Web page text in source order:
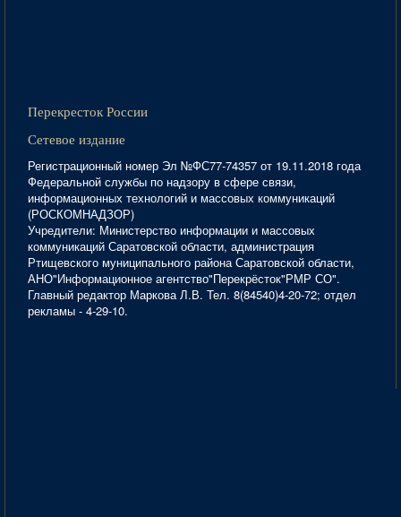
Перекресток России
Сетевое издание
Регистрационный номер Эл №ФС77-74357 от 19.11.2018 года
Федеральной службы по надзору в сфере связи,
информационных технологий и массовых коммуникаций
(РОСКОМНАДЗОР)
Учредители: Министерство информации и массовых
коммуникаций Саратовской области, администрация
Ртищевского муниципального района Саратовской области,
АНО"Информационное агентство"Перекрёсток"РМР СО".
Главный редактор Маркова Л.В. Тел. 8(84540)4-20-72; отдел
рекламы - 4-29-10.